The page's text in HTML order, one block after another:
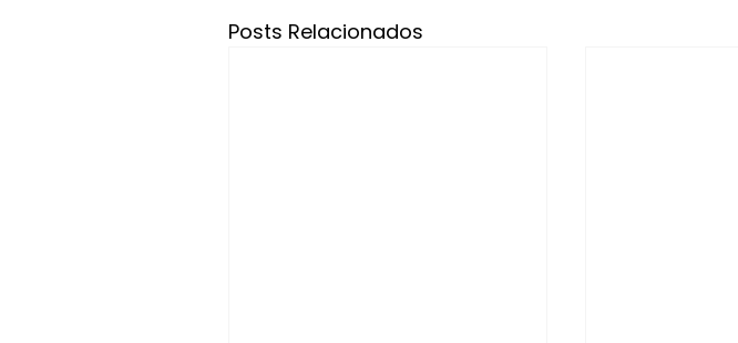
Posts Relacionados